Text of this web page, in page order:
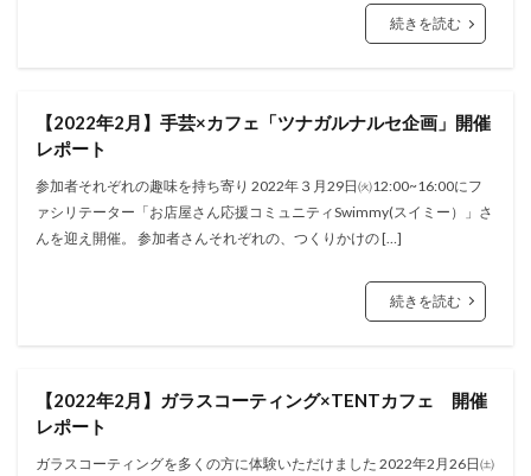
続きを読む
【2022年2月】手芸×カフェ「ツナガルナルセ企画」開催
レポート
参加者それぞれの趣味を持ち寄り 2022年３月29日㈫12:00~16:00にフ
ァシリテーター「お店屋さん応援コミュニティSwimmy(スイミー）」さ
んを迎え開催。 参加者さんそれぞれの、つくりかけの […]
続きを読む
【2022年2月】ガラスコーティング×TENTカフェ 開催
レポート
ガラスコーティングを多くの方に体験いただけました 2022年2月26日㈯